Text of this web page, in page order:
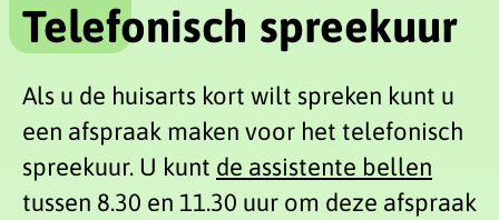
u
Telefonisch spreekuur
Als u de huisarts kort wilt spreken kunt u
een afspraak maken voor het telefonisch
spreekuur. U kunt de assistente bellen
tussen 8.30 en 11.30 uur om deze afspraak